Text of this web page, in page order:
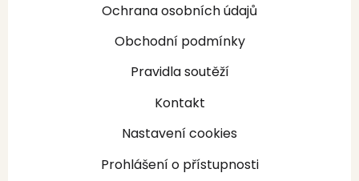
Ochrana osobních údajů
Obchodní podmínky
Pravidla soutěží
Kontakt
Nastavení cookies
Prohlášení o přístupnosti